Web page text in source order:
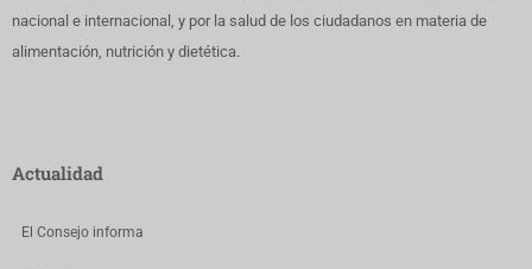
nacional e internacional, y por la salud de los ciudadanos en materia de
alimentación, nutrición y dietética.
Actualidad
El Consejo informa